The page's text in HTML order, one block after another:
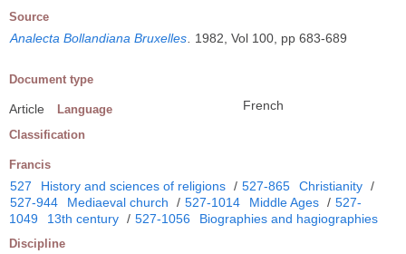
Source
Analecta Bollandiana Bruxelles 1982, Vol 100, pp 683-689
Document type
Article Language French
Classification
Francis
527 History and sciences of religions / 527-865 Christianity /
527-944
Mediaeval church / 527-1014 Middle Ages / 527-
1049
13th century / 527-1056 Biographies and hagiographies
Discipline